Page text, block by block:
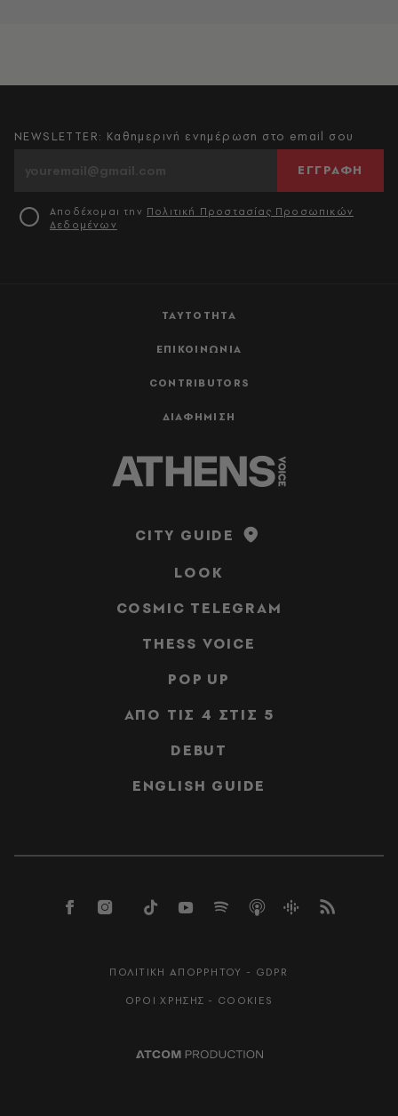
ΤΑΥΤΟΤΗΤΑ
ΕΠΙΚΟΙΝΩΝΙΑ
CONTRIBUTORS
ΔΙΑΦΗΜΙΣΗ
NEWSLETTER: Καθημερινή ενημέρωση στο email σου
ΕΓΓΡΑΦΗ
Αποδέχομαι την Πολιτική Προστασίας Προσωπικών
Δεδομένων
CITY GUIDE
LOOK
COSMIC TELEGRAM
THESS VOICE
POP UP
ΑΠΟ ΤΙΣ 4 ΣΤΙΣ 5
DEBUT
ENGLISH GUIDE
ΠΟΛΙΤΙΚΗ ΑΠΟΡΡΗΤΟΥ - GDPR
ΟΡΟΙ ΧΡΗΣΗΣ - COOKIES